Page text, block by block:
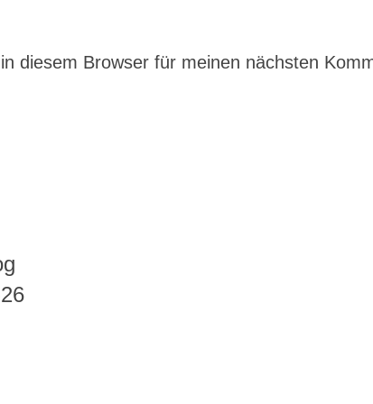
diesem Browser für meinen nächsten